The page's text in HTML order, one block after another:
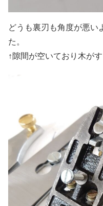
どうも裏刃も角度が悪い
た。
↑隙間が空いており木が